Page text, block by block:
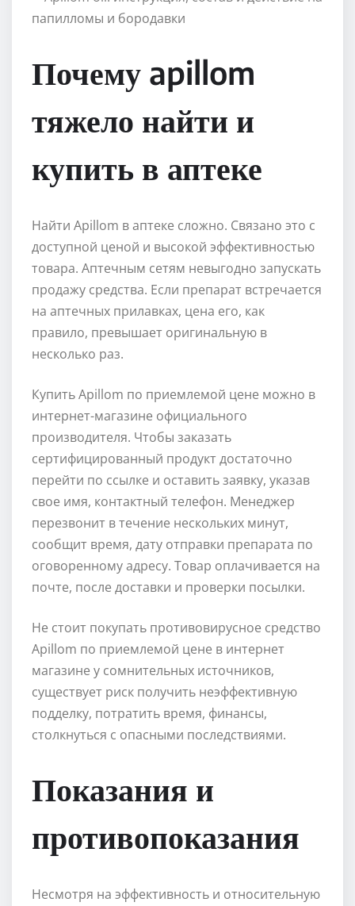
Почему apillom
тяжело найти и
купить в аптеке
Найти Аpillom в аптеке сложно. Связано это с
доступной ценой и высокой эффективностью
товара. Аптечным сетям невыгодно запускать
продажу средства. Если препарат встречается
на аптечных прилавках, цена его, как
правило, превышает оригинальную в
несколько раз.
Купить Apillom по приемлемой цене можно в
интернет-магазине официального
производителя. Чтобы заказать
сертифицированный продукт достаточно
перейти по ссылке и оставить заявку, указав
свое имя, контактный телефон. Менеджер
перезвонит в течение нескольких минут,
сообщит время, дату отправки препарата по
оговоренному адресу. Товар оплачивается на
почте, после доставки и проверки посылки.
Не стоит покупать противовирусное средство
Apillom по приемлемой цене в интернет
магазине у сомнительных источников,
существует риск получить неэффективную
подделку, потратить время, финансы,
столкнуться с опасными последствиями.
Показания и
противопоказания
Несмотря на эффективность и относительную